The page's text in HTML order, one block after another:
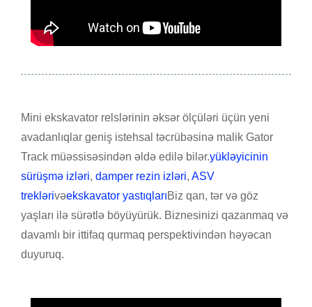
Mini ekskavator relslərinin əksər ölçüləri üçün yeni
avadanlıqlar geniş istehsal təcrübəsinə malik Gator
Track müəssisəsindən əldə edilə bilər.yükləyicinin
sürüşmə izləri, damper rezin izləri, ASV
treklərivəekskavator yastıqlarıBiz qan, tər və göz
yaşları ilə sürətlə böyüyürük. Biznesinizi qazanmaq və
davamlı bir ittifaq qurmaq perspektivindən həyəcan
duyuruq.